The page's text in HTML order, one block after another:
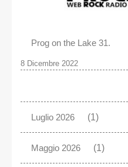
Prog on the Lake 31.
8 Dicembre 2022
Luglio 2026 (1)
Maggio 2026 (1)